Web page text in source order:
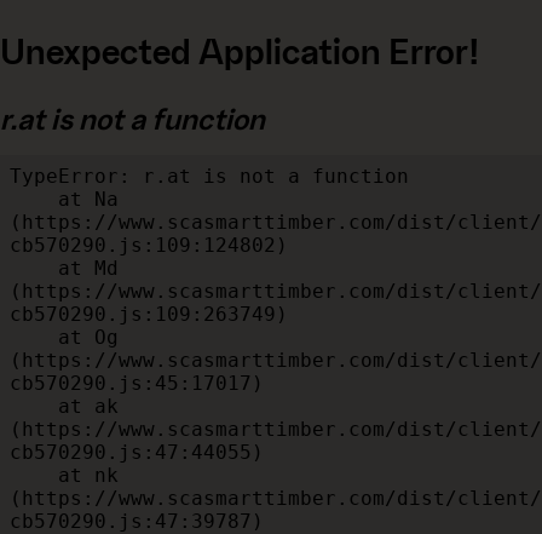
Unexpected Application Error!
r.at is not a function
TypeError: r.at is not a function
(https://www.scasmarttimber.com/dist/
cb570290.js:109:124802)
(https://www.scasmarttimber.com/dist/
cb570290.js:109:263749)
(https://www.scasmarttimber.com/dist/
cb570290.js:45:17017)
(https://www.scasmarttimber.com/dist/
cb570290.js:47:44055)
(https://www.scasmarttimber.com/dist/
cb570290.js:47:39787)